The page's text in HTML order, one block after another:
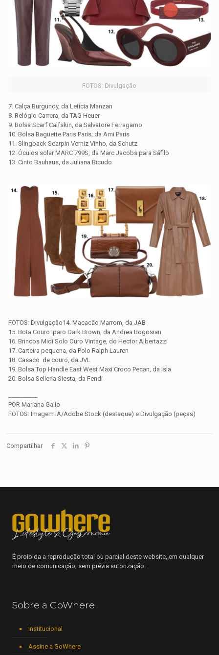
FOTOS: Divulgação
7. Calça Burgundy, da Letícia Manzan
8. Relógio Carrera, da TAG Heuer
9. Bolsa Scarf Calfskin, da Salvatore Ferragamo
10. Bolsa Baguette Paris Paris, da Ami Paris
11. Slingback Scarpin Verniz Vinho, da Schutz
12. Óculos solar MARC 799S, da Marc Jacobs para Sáfilo
13. Cinto Bauhaus, da Juliana Bicudo
FOTOS: Divulgação14. Macacão Marrom, da JAB
15. Bota Couro Iparo Dark Brown, da Andrea Bogosian
16. Brincos Midi Solo Ouro Vintage, do Hector Albertazzi
17. Carteira pequena, da Polo Ralph Lauren
18. Casaco de couro, da JVL
19. Bolsa Top Handle East West Maxi Croco Pecan, da Isla
20. Bolsa Selleria Siesta, da Fendi
POR Mariana Gallo
FOTOS: Imagem IA/Adobe Stock (destaque) e Divulgação (peças)
Compartilhar
É proibida a reprodução total ou parcial deste website, em qualquer
meio de comunicação, sem prévia autorização.
Sobre a GoWhere
Institucional
Assine a GoWhere